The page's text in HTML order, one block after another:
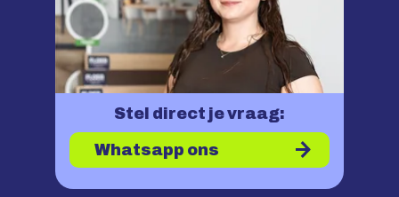
Stel direct je vraag:
Whatsapp ons